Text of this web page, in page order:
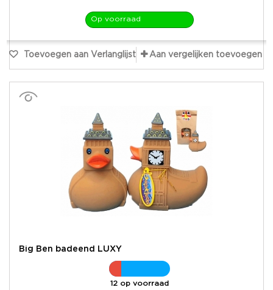
Op voorraad
Toevoegen aan Verlanglijst Aan vergelijken toevoegen
Big Ben badeend LUXY
12 op voorraad